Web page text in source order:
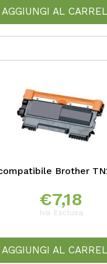
AGGIUNGI AL
Brother
€7,18
Iva Esclusa
AGGIUNGI AL